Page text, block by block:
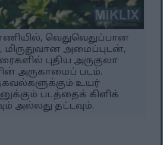
வெதுவெதுப்பான
மிருதுவான அமைப்புடன்,
புதிய அருகுலா
அருகாமைப் படம்.
உயர்
படத்தைக் கிளிக்
அல்லது தட்டவும்.